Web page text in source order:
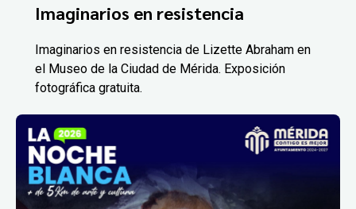
Imaginarios en resistencia
Imaginarios en resistencia de Lizette Abraham en
el Museo de la Ciudad de Mérida. Exposición
fotográfica gratuita.